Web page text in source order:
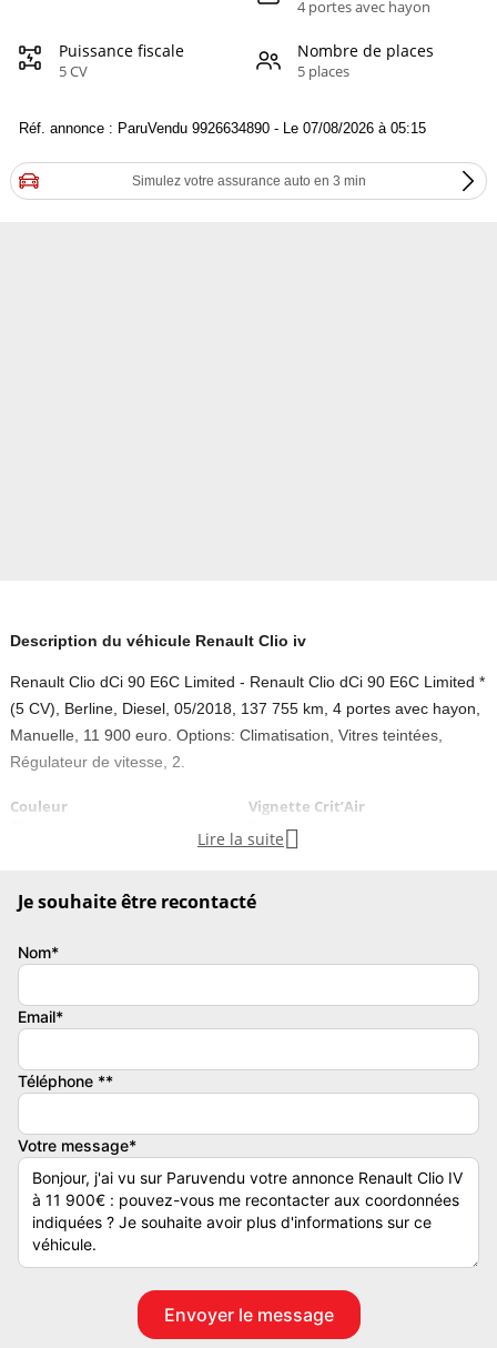
4 portes avec hayon
Puissance fiscale
5 CV
Nombre de places
5 places
Réf. annonce : ParuVendu 9926634890 - Le 07/08/2026 à 05:15
Simulez votre assurance auto en 3 min
Description du véhicule Renault Clio iv
Renault Clio dCi 90 E6C Limited - Renault Clio dCi 90 E6C Limited *
(5 CV), Berline, Diesel, 05/2018, 137 755 km, 4 portes avec hayon,
Manuelle, 11 900 euro. Options: Climatisation, Vitres teintées,
Régulateur de vitesse, 2.
Couleur
Vignette Crit’Air
Garantie mécanique
Lire la suite 
Je souhaite être recontacté
Nom*
Email*
Téléphone **
Votre message*